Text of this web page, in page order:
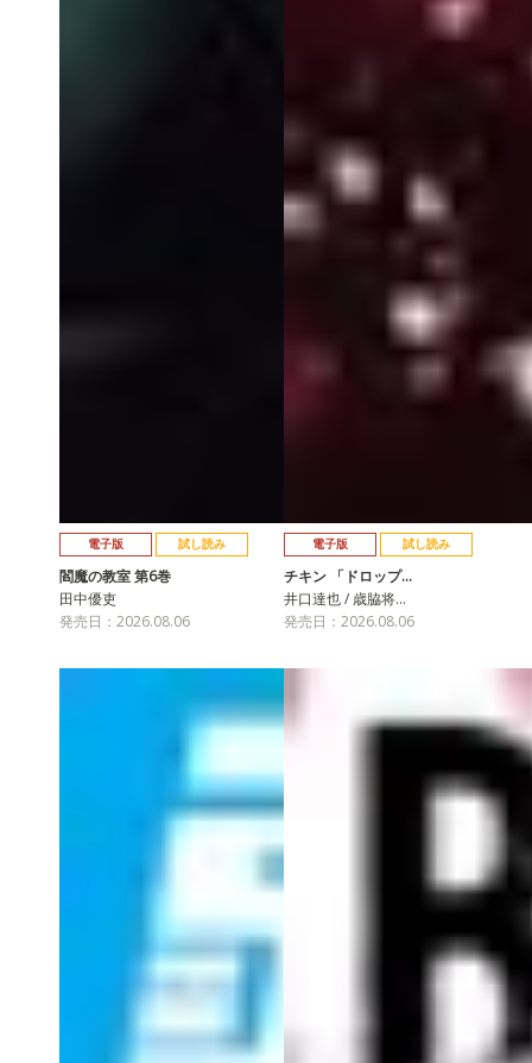
電子版 試し読み
閻魔の教室 第6巻
田中優吏
発売日：2026.08.06
電子版 試し読み
チキン 「ドロップ…
井口達也 / 歳脇将…
発売日：2026.08.06